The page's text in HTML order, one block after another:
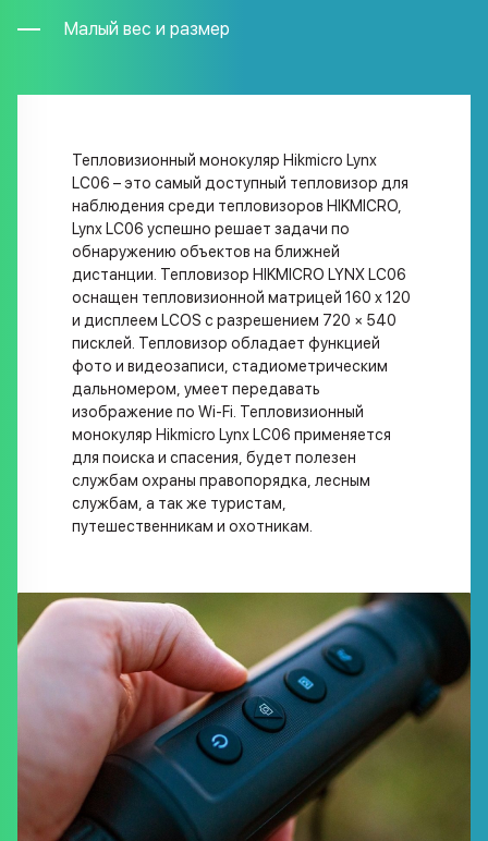
Малый вес и размер
Тепловизионный монокуляр Hikmicro Lynx
LC06 – это самый доступный тепловизор для
наблюдения среди тепловизоров HIKMICRO,
Lynx LC06 успешно решает задачи по
обнаружению объектов на ближней
дистанции. Тепловизор HIKMICRO LYNX LC06
оснащен тепловизионной матрицей 160 x 120
и дисплеем LCOS с разрешением 720 × 540
писклей. Тепловизор обладает функцией
фото и видеозаписи, стадиометрическим
дальномером, умеет передавать
изображение по Wi-Fi. Тепловизионный
монокуляр Hikmicro Lynx LC06 применяется
для поиска и спасения, будет полезен
службам охраны правопорядка, лесным
службам, а так же туристам,
путешественникам и охотникам.